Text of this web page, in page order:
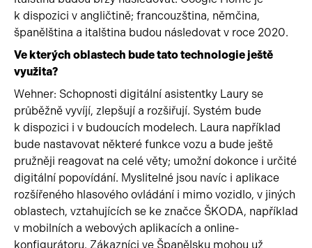
k dispozici v angličtině; francouzština, němčina,
španělština a italština budou následovat v roce 2020.
Ve kterých oblastech bude tato technologie ještě
využita?
Wehner: Schopnosti digitální asistentky Laury se
průběžně vyvíjí, zlepšují a rozšiřují. Systém bude
k dispozici i v budoucích modelech. Laura například
bude nastavovat některé funkce vozu a bude ještě
pružněji reagovat na celé věty; umožní dokonce i určité
digitální popovídání. Myslitelné jsou navíc i aplikace
rozšířeného hlasového ovládání i mimo vozidlo, v jiných
oblastech, vztahujících se ke značce ŠKODA, například
v mobilních a webových aplikacích a online-
konfigurátoru. Zákazníci ve Španělsku mohou už